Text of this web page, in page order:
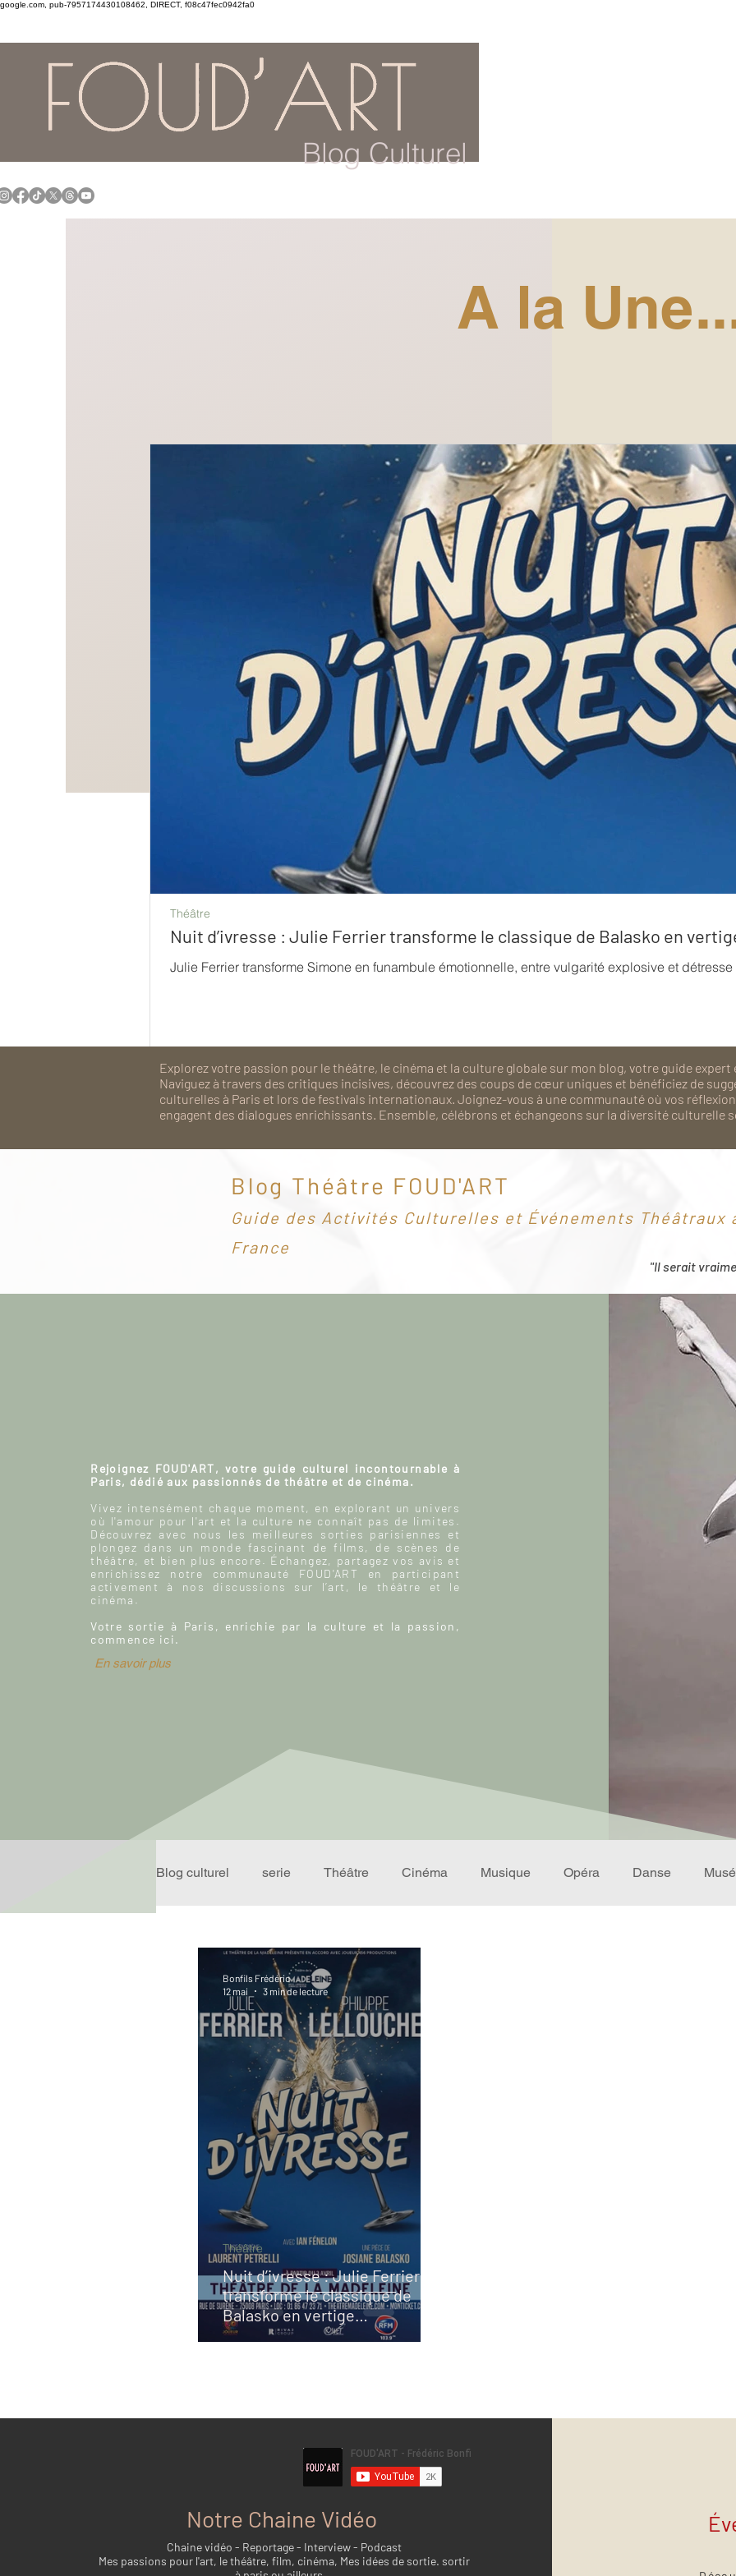
google.com, pub-7957174430108462, DIRECT, f08c47fec0942fa0
Blog Culturel
Nuit d’ivresse : Julie Ferrier transforme le classique de Balasko en
Julie Ferrier transforme Simone en funambule émotionnelle, entre vulgarité explosive et
Théâtre
A la
Explorez votre passion pour le théâtre, le cinéma et la culture globale sur mon blog, votre guide expert
Naviguez à travers des critiques incisives, découvrez des coups de cœur uniques et bénéficiez de
culturelles à Paris et lors de festivals internationaux. Joignez-vous à une communauté où vos
engagent des dialogues enrichissants. Ensemble, célébrons et échangeons sur la diversité culturelle
Blog Théâtre FOUD'ART
Guide des Activités Culturelles et Événements Théâtraux
France
"Il serait
Rejoignez FOUD'ART, votre guide culturel incontournable à
Paris, dédié aux passionnés de théâtre et de cinéma.
Vivez intensément chaque moment, en explorant un univers
où l'amour pour l'art et la culture ne connaît pas de limites.
Découvrez avec nous les meilleures sorties parisiennes et
plongez dans un monde fascinant de films, de scènes de
théâtre, et bien plus encore. Échangez, partagez vos avis et
enrichissez notre communauté FOUD'ART en participant
activement à nos discussions sur l’art, le théâtre et le
cinéma.
Votre sortie à Paris, enrichie par la culture et la passion,
commence ici.
En savoir plus
Blog culturel serie Théâtre Cinéma Musique Opéra Danse
Performance Rire Récompense
Événement Validé par Romane. Spécial Famille
Offre spéciale Annuaire Théâtre - Musée
Nuit d’ivresse : Julie Ferrier
transforme le classique de
Balasko en vertige
bouleversant
Théâtre
Bonfils Frédéric
12 mai
3 min de lecture
Notre Chaine Vidéo
Chaine vidéo - Reportage - Interview - Podcast
Mes passions pour l'art, le théâtre, film, cinéma, Mes idées de sortie. sortir